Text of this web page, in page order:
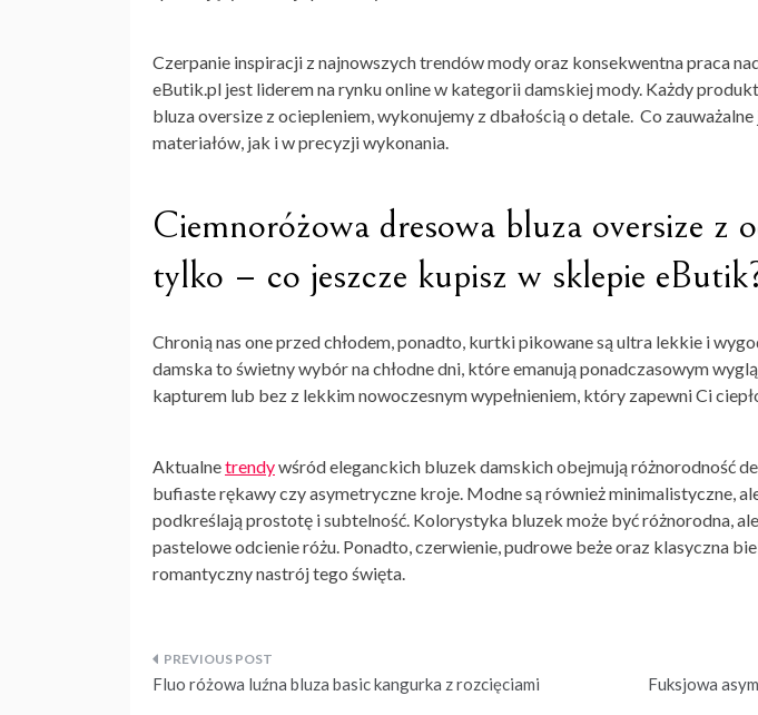
Czerpanie inspiracji z najnowszych trendów mody oraz konsekwentna praca
eButik.pl jest liderem na rynku online w kategorii damskiej mody. Każdy
bluza oversize z ociepleniem, wykonujemy z dbałością o detale. Co
materiałów, jak i w precyzji wykonania.
Ciemnoróżowa dresowa bluza oversize z
tylko – co jeszcze kupisz w sklepie
Chronią nas one przed chłodem, ponadto, kurtki pikowanesą ultra lekkie i
damskato świetny wybór na chłodne dni, które emanują ponadczasowym
kapturem lub bez z lekkim nowoczesnym wypełnieniem, który zapewni Ci
Aktualnetrendywśród eleganckich bluzek damskich obejmują różnorodność
bufiaste rękawy czy asymetryczne kroje. Modne są również minimalistyczne,
podkreślają prostotę i subtelność. Kolorystyka bluzek może być różnorodna,
pastelowe odcienie różu. Ponadto, czerwienie, pudrowe beże oraz klasyczna
romantyczny nastrój tego święta.
Nawigacja
Fluo różowa luźna bluza basic kangurka z rozcięciami Fuksjowa